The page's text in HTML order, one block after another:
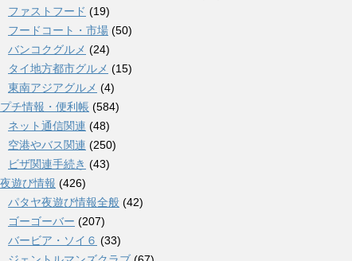
ファストフード (19)
フードコート・市場 (50)
バンコクグルメ (24)
タイ地方都市グルメ (15)
東南アジアグルメ (4)
プチ情報・便利帳 (584)
ネット通信関連 (48)
空港やバス関連 (250)
ビザ関連手続き (43)
夜遊び情報 (426)
パタヤ夜遊び情報全般 (42)
ゴーゴーバー (207)
バービア・ソイ６ (33)